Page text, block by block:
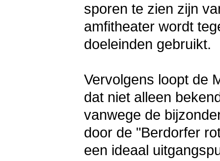
sporen te zien zijn
amfitheater wordt
doeleinden gebruikt.
Vervolgens loopt de
dat niet alleen
vanwege de
door de "Berdorfer
een ideaal